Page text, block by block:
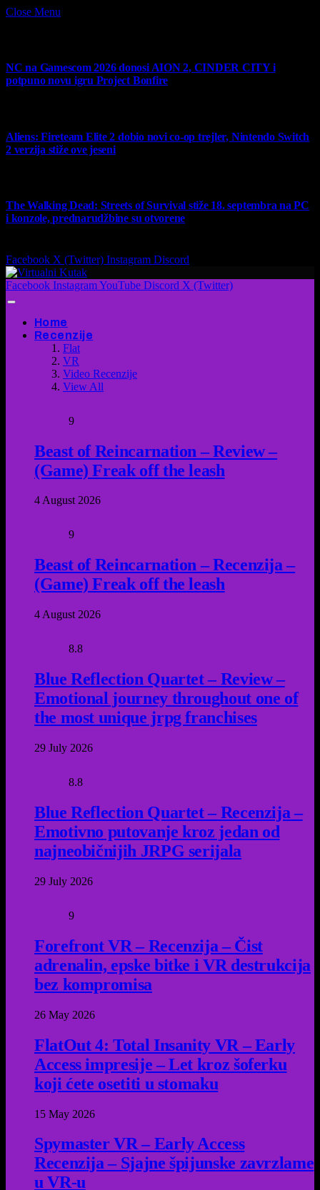
Close Menu
NC na Gamescom 2026 donosi AION 2, CINDER CITY i
potpuno novu igru Project Bonfire
Aliens: Fireteam Elite 2 dobio novi co-op trejler, Nintendo Switch
2 verzija stiže ove jeseni
The Walking Dead: Streets of Survival stiže 18. septembra na PC
i konzole, prednarudžbine su otvorene
Facebook X (Twitter) Instagram Discord
Facebook InstagramYouTube Discord X (Twitter)
Home
Recenzije
Flat
VR
Video Recenzije
View All
9
Beast of Reincarnation – Review –
(Game) Freak off the leash
4 August 2026
9
Beast of Reincarnation – Recenzija –
(Game) Freak off the leash
4 August 2026
8.8
Blue Reflection Quartet – Review –
Emotional journey throughout one of
the most unique jrpg franchises
29 July 2026
8.8
Blue Reflection Quartet – Recenzija –
Emotivno putovanje kroz jedan od
najneobičnijih JRPG serijala
29 July 2026
9
Forefront VR – Recenzija – Čist
adrenalin, epske bitke i VR destrukcija
bez kompromisa
26 May 2026
FlatOut 4: Total Insanity VR – Early
Access impresije – Let kroz šoferku
koji ćete osetiti u stomaku
15 May 2026
Spymaster VR – Early Access
Recenzija – Sjajne špijunske zavrzlame
u VR-u